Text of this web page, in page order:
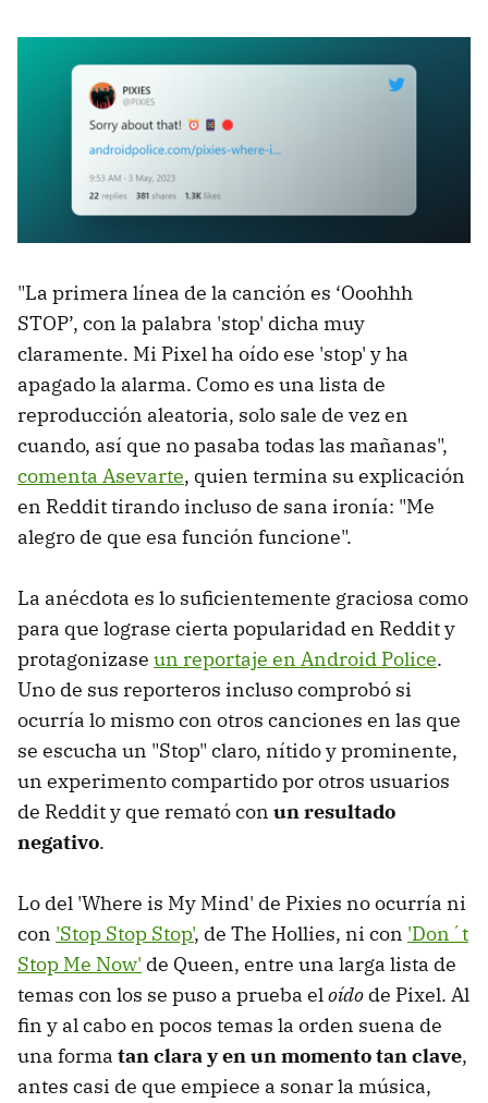
"La primera línea de la canción es ‘Ooohhh
STOP’, con la palabra 'stop' dicha muy
claramente. Mi Pixel ha oído ese 'stop' y ha
apagado la alarma. Como es una lista de
reproducción aleatoria, solo sale de vez en
cuando, así que no pasaba todas las mañanas",
comenta Asevarte, quien termina su explicación
en Reddit tirando incluso de sana ironía: "Me
alegro de que esa función funcione".
La anécdota es lo suficientemente graciosa como
para que lograse cierta popularidad en Reddit y
protagonizase un reportaje en Android Police.
Uno de sus reporteros incluso comprobó si
ocurría lo mismo con otros canciones en las que
se escucha un "Stop" claro, nítido y prominente,
un experimento compartido por otros usuarios
de Reddit y que remató con un resultado
negativo.
Lo del 'Where is My Mind' de Pixies no ocurría ni
con 'Stop Stop Stop', de The Hollies, ni con 'Don´t
Stop Me Now' de Queen, entre una larga lista de
temas con los se puso a prueba eloído de Pixel. Al
fin y al cabo en pocos temas la orden suena de
una forma tan clara y en un momento tan clave,
antes casi de que empiece a sonar la música,